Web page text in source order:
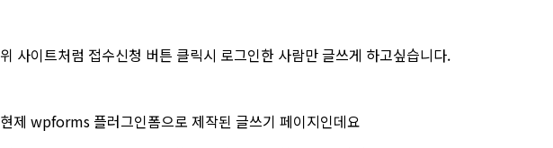
위 사이트처럼 접수신청 버튼 클릭시 로그인한 사람만 글쓰게 하고싶습니다.
현제 wpforms 플러그인폼으로 제작된 글쓰기 페이지인데요